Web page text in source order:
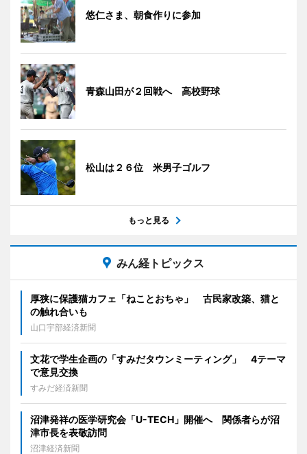
悠仁さま、朝食作りに参加
青森山田が２回戦へ 高校野球
松山は２６位 米男子ゴルフ
もっと見る
みん経トピックス
厚狭に保護猫カフェ「ねことおちゃ」 古民家改築、猫と
の触れ合いも
山口宇部経済新聞
文花で学生企画の「すみだタウンミーティング」 4テーマ
で意見交換
すみだ経済新聞
沼津発祥の医学研究会「U-TECH」開催へ 関係者らが沼
津市長を表敬訪問
沼津経済新聞